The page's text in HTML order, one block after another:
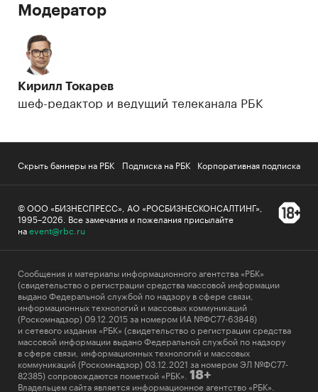
Модератор
Кирилл Токарев
шеф-редактор и ведущий телеканала РБК
Скрыть баннеры на РБК Подписка на РБК Корпоративная подписка
© ООО «БИЗНЕСПРЕСС», АО «РОСБИЗНЕСКОНСАЛТИНГ»,
1995–2026 Все замечания и пожелания присылайте
наevent@rbc.ru
Сообщения и материалы информационного агентства «РБК»
(свидетельство о регистрации средства массовой информации
выдано Федеральной службой по надзору в сфере связи,
информационных технологий и массовых коммуникаций
(Роскомнадзор) 09.12.2015 за номером ИА №ФС77-63848)
и сетевого издания «РБК» (свидетельство о регистрации средства
массовой информации выдано Федеральной службой по надзору
в сфере связи, информационных технологий и массовых
коммуникаций (Роскомнадзор) 03.12.2021 за номером ЭЛ №ФС77-
82385) сопровождаются пометкой «РБК». 18+
Владельцем сайта является информационное агентство «РБК».